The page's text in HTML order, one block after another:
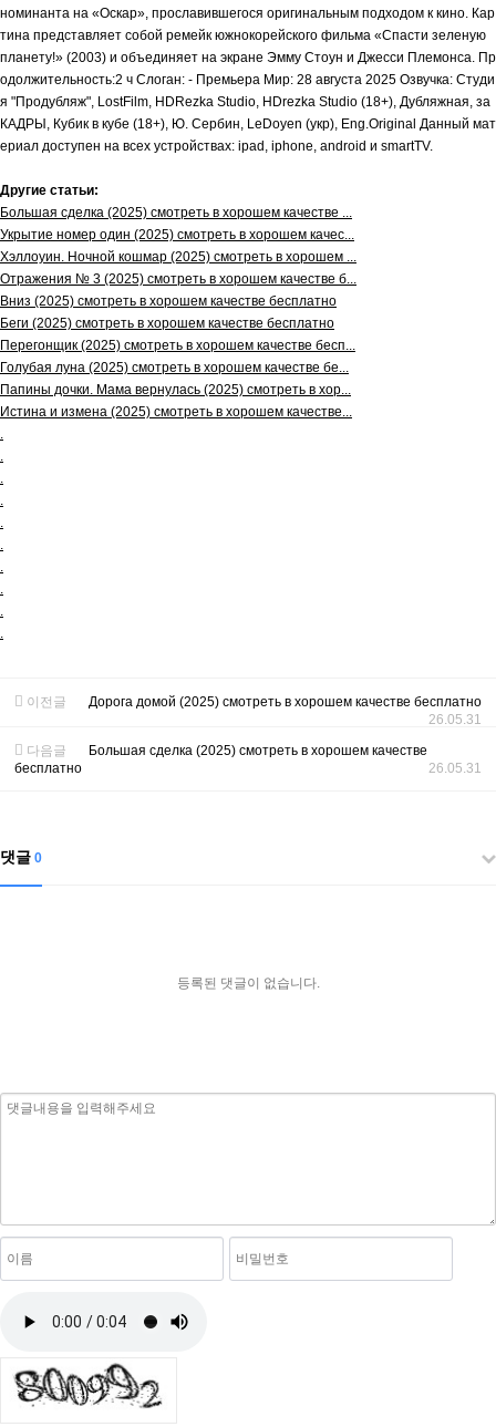
номинанта на «Оскар», прославившегося оригинальным подходом к кино. Кар
тина представляет собой ремейк южнокорейского фильма «Спасти зеленую
планету!» (2003) и объединяет на экране Эмму Стоун и Джесси Племонса. Пр
одолжительность:2 ч Слоган: - Премьера Мир: 28 августа 2025 Озвучка: Студи
я "Продубляж", LostFilm, HDRezka Studio, HDrezka Studio (18+), Дубляжная, за
КАДРЫ, Кубик в кубе (18+), Ю. Сербин, LeDoyen (укр), Eng.Original Данный мат
ериал доступен на всех устройствах: ipad, iphone, android и smartTV.
Другие статьи:
Большая сделка (2025) смотреть в хорошем качестве ...
Укрытие номер один (2025) смотреть в хорошем качес...
Хэллоуин. Ночной кошмар (2025) смотреть в хорошем ...
Отражения № 3 (2025) смотреть в хорошем качестве б...
Вниз (2025) смотреть в хорошем качестве бесплатно
Беги (2025) смотреть в хорошем качестве бесплатно
Перегонщик (2025) смотреть в хорошем качестве бесп...
Голубая луна (2025) смотреть в хорошем качестве бе...
Папины дочки. Мама вернулась (2025) смотреть в хор...
Истина и измена (2025) смотреть в хорошем качестве...
이전글
Дорога домой (2025) смотреть в хорошем качестве бесплатно
26.05.31
다음글
Большая сделка (2025) смотреть в хорошем качестве
бесплатно
26.05.31
댓글 0
등록된 댓글이 없습니다.